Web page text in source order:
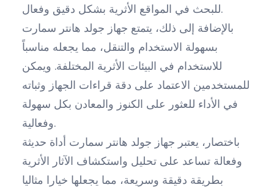
للبحث في المواقع الأثرية بشكل دقيق وفعال.
بالإضافة إلى ذلك، يتمتع جهاز جولد هانتر سمارت
بسهولة الاستخدام والتنقل، مما يجعله مناسباً
للاستخدام في البيئات الأثرية المختلفة. ويمكن
للمستخدمين الاعتماد على دقة قراءات الجهاز وثباته
في الأداء للعثور على الكنوز والمعادن بكل سهولة
وفعالية.
باختصار، يعتبر جهاز جولد هانتر سمارت أداة حديثة
وفعالة تساعد على تحليل واستكشاف الآثار الأثرية
بطريقة دقيقة وسريعة، مما يجعلها خيارا مثاليا